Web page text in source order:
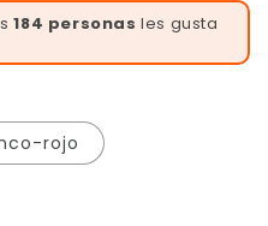
personasles gusta
rojo